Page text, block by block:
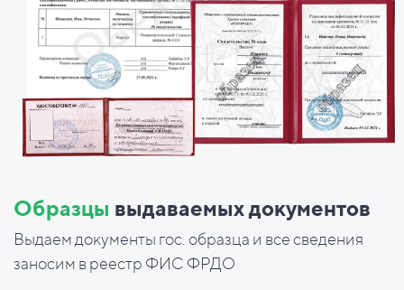
Образцы выдаваемых документов
Выдаем документы гос. образца и все сведения
заносим в реестр ФИС ФРДО